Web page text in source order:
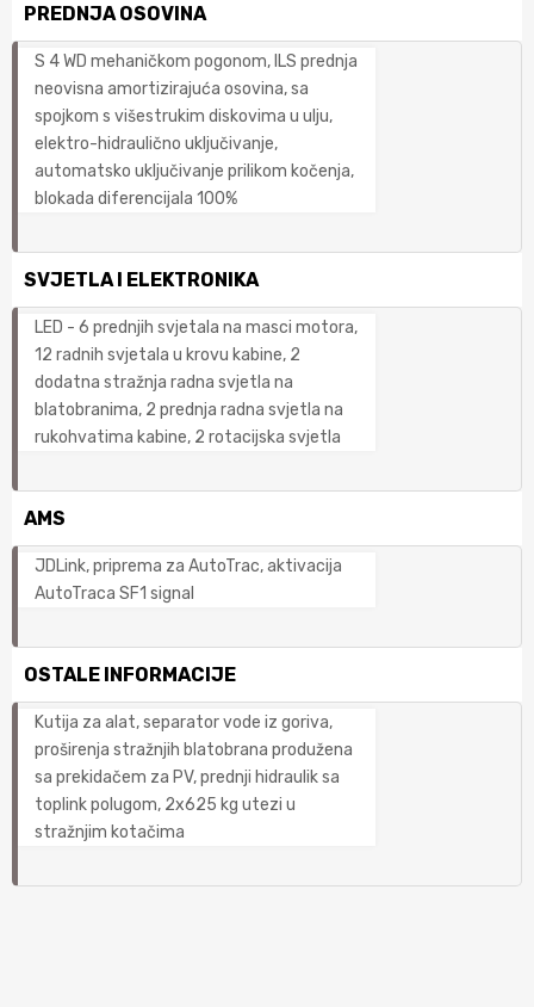
PREDNJA OSOVINA
S 4 WD mehaničkom pogonom, ILS prednja
neovisna amortizirajuća osovina, sa
spojkom s višestrukim diskovima u ulju,
elektro-hidraulično uključivanje,
automatsko uključivanje prilikom kočenja,
blokada diferencijala 100%
SVJETLA I ELEKTRONIKA
LED - 6 prednjih svjetala na masci motora,
12 radnih svjetala u krovu kabine, 2
dodatna stražnja radna svjetla na
blatobranima, 2 prednja radna svjetla na
rukohvatima kabine, 2 rotacijska svjetla
AMS
JDLink, priprema za AutoTrac, aktivacija
AutoTraca SF1 signal
OSTALE INFORMACIJE
Kutija za alat, separator vode iz goriva,
proširenja stražnjih blatobrana produžena
sa prekidačem za PV, prednji hidraulik sa
toplink polugom, 2x625 kg utezi u
stražnjim kotačima